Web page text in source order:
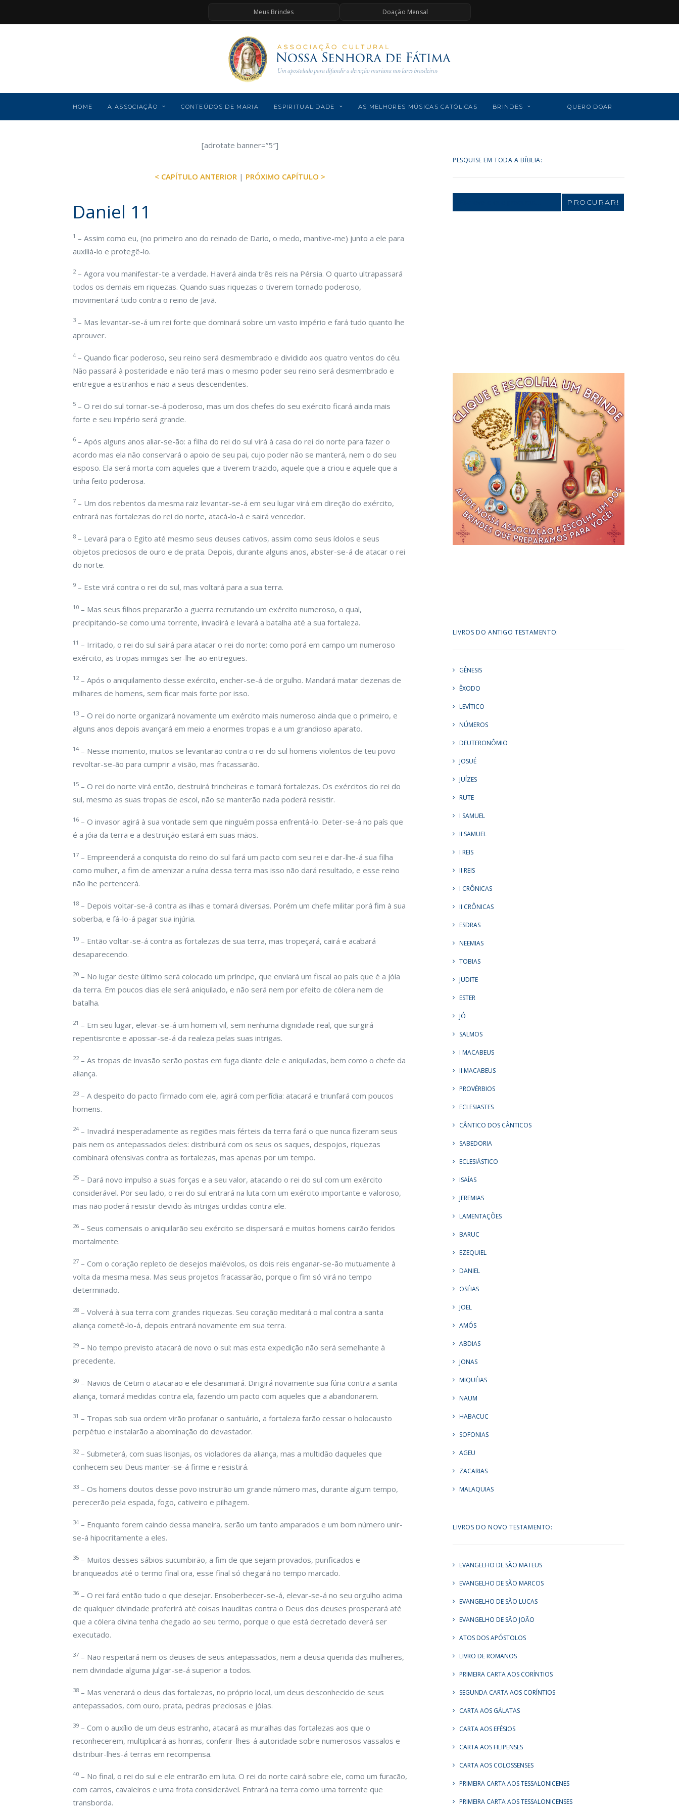
Meus Brindes Doação Mensal
HOME A ASSOCIAÇÃO CONTEÚDOS DE MARIA ESPIRITUALIDADE AS MELHORES MÚSICAS CATÓLICAS BRINDES QUERO DOAR
[adrotate banner=”5″]
< CAPÍTULO ANTERIOR | PRÓXIMO CAPÍTULO >
Daniel 11
1 – Assim como eu, (no primeiro ano do reinado de Dario, o medo, mantive-me) junto a ele para
auxiliá-lo e protegê-lo.
2– Agora vou manifestar-te a verdade. Haverá ainda três reis na Pérsia. O quarto ultrapassará
todos os demais em riquezas. Quando suas riquezas o tiverem tornado poderoso,
movimentará tudo contra o reino de Javã.
3 – Mas levantar-se-á um rei forte que dominará sobre um vasto império e fará tudo quanto lhe
aprouver.
4 – Quando ficar poderoso, seu reino será desmembrado e dividido aos quatro ventos do céu.
Não passará à posteridade e não terá mais o mesmo poder seu reino será desmembrado e
entregue a estranhos e não a seus descendentes.
5 – O rei do sul tornar-se-á poderoso, mas um dos chefes do seu exército ficará ainda mais
forte e seu império será grande.
6 – Após alguns anos aliar-se-ão: a filha do rei do sul virá à casa do rei do norte para fazer o
acordo mas ela não conservará o apoio de seu pai, cujo poder não se manterá, nem o do seu
esposo. Ela será morta com aqueles que a tiverem trazido, aquele que a criou e aquele que a
tinha feito poderosa.
7 – Um dos rebentos da mesma raiz levantar-se-á em seu lugar virá em direção do exército,
entrará nas fortalezas do rei do norte, atacá-lo-á e sairá vencedor.
8 – Levará para o Egito até mesmo seus deuses cativos, assim como seus ídolos e seus
objetos preciosos de ouro e de prata. Depois, durante alguns anos, abster-se-á de atacar o rei
do norte.
9 – Este virá contra o rei do sul, mas voltará para a sua terra.
10 – Mas seus filhos prepararão a guerra recrutando um exército numeroso, o qual,
precipitando-se como uma torrente, invadirá e levará a batalha até a sua fortaleza.
11 – Irritado, o rei do sul sairá para atacar o rei do norte: como porá em campo um numeroso
exército, as tropas inimigas ser-lhe-ão entregues.
12– Após o aniquilamento desse exército, encher-se-á de orgulho. Mandará matar dezenas de
milhares de homens, sem ficar mais forte por isso.
13 – O rei do norte organizará novamente um exército mais numeroso ainda que o primeiro, e
alguns anos depois avançará em meio a enormes tropas e a um grandioso aparato.
14 – Nesse momento, muitos se levantarão contra o rei do sul homens violentos de teu povo
revoltar-se-ão para cumprir a visão, mas fracassarão.
15 – O rei do norte virá então, destruirá trincheiras e tomará fortalezas. Os exércitos do rei do
sul, mesmo as suas tropas de escol, não se manterão nada poderá resistir.
16 – O invasor agirá à sua vontade sem que ninguém possa enfrentá-lo. Deter-se-á no país que
é a jóia da terra e a destruição estará em suas mãos.
17 – Empreenderá a conquista do reino do sul fará um pacto com seu rei e dar-lhe-á sua filha
como mulher, a fim de amenizar a ruína dessa terra mas isso não dará resultado, e esse reino
não lhe pertencerá.
18 – Depois voltar-se-á contra as ilhas e tomará diversas. Porém um chefe militar porá fim à sua
soberba, e fá-lo-á pagar sua injúria.
19 – Então voltar-se-á contra as fortalezas de sua terra, mas tropeçará, cairá e acabará
desaparecendo.
20 – No lugar deste último será colocado um príncipe, que enviará um fiscal ao país que é a jóia
da terra. Em poucos dias ele será aniquilado, e não será nem por efeito de cólera nem de
batalha.
21 – Em seu lugar, elevar-se-á um homem vil, sem nenhuma dignidade real, que surgirá
repentisrcnte e apossar-se-á da realeza pelas suas intrigas.
22– As tropas de invasão serão postas em fuga diante dele e aniquiladas, bem como o chefe da
aliança.
23 – A despeito do pacto firmado com ele, agirá com perfídia: atacará e triunfará com poucos
homens.
24 – Invadirá inesperadamente as regiões mais férteis da terra fará o que nunca fizeram seus
pais nem os antepassados deles: distribuirá com os seus os saques, despojos, riquezas
combinará ofensivas contra as fortalezas, mas apenas por um tempo.
25 – Dará novo impulso a suas forças e a seu valor, atacando o rei do sul com um exército
considerável. Por seu lado, o rei do sul entrará na luta com um exército importante e valoroso,
mas não poderá resistir devido às intrigas urdidas contra ele.
26 – Seus comensais o aniquilarão seu exército se dispersará e muitos homens cairão feridos
mortalmente.
27 – Com o coração repleto de desejos malévolos, os dois reis enganar-se-ão mutuamente à
volta da mesma mesa. Mas seus projetos fracassarão, porque o fim só virá no tempo
determinado.
28 – Volverá à sua terra com grandes riquezas. Seu coração meditará o mal contra a santa
aliança cometê-lo-á, depois entrará novamente em sua terra.
29 – No tempo previsto atacará de novo o sul: mas esta expedição não será semelhante à
precedente.
30 – Navios de Cetim o atacarão e ele desanimará. Dirigirá novamente sua fúria contra a santa
aliança, tomará medidas contra ela, fazendo um pacto com aqueles que a abandonarem.
31 – Tropas sob sua ordem virão profanar o santuário, a fortaleza farão cessar o holocausto
perpétuo e instalarão a abominação do devastador.
32– Submeterá, com suas lisonjas, os violadores da aliança, mas a multidão daqueles que
conhecem seu Deus manter-se-á firme e resistirá.
33 – Os homens doutos desse povo instruirão um grande número mas, durante algum tempo,
perecerão pela espada, fogo, cativeiro e pilhagem.
34 – Enquanto forem caindo dessa maneira, serão um tanto amparados e um bom número unir-
se-á hipocritamente a eles.
35 – Muitos desses sábios sucumbirão, a fim de que sejam provados, purificados e
branqueados até o termo final ora, esse final só chegará no tempo marcado.
36 – O rei fará então tudo o que desejar. Ensoberbecer-se-á, elevar-se-á no seu orgulho acima
de qualquer divindade proferirá até coisas inauditas contra o Deus dos deuses prosperará até
que a cólera divina tenha chegado ao seu termo, porque o que está decretado deverá ser
executado.
37 – Não respeitará nem os deuses de seus antepassados, nem a deusa querida das mulheres,
nem divindade alguma julgar-se-á superior a todos.
38 – Mas venerará o deus das fortalezas, no próprio local, um deus desconhecido de seus
antepassados, com ouro, prata, pedras preciosas e jóias.
39 – Com o auxílio de um deus estranho, atacará as muralhas das fortalezas aos que o
reconhecerem, multiplicará as honras, conferir-lhes-á autoridade sobre numerosos vassalos e
distribuir-lhes-á terras em recompensa.
40 – No final, o rei do sul e ele entrarão em luta. O rei do norte cairá sobre ele, como um furacão,
com carros, cavaleiros e uma frota considerável. Entrará na terra como uma torrente que
transborda.
PESQUISE EM TODA A BÍBLIA:
Search
LIVROS DO ANTIGO TESTAMENTO:
GÊNESIS
ÊXODO
LEVÍTICO
NÚMEROS
DEUTERONÔMIO
JOSUÉ
JUÍZES
RUTE
I SAMUEL
II SAMUEL
I REIS
II REIS
I CRÔNICAS
II CRÔNICAS
ESDRAS
NEEMIAS
TOBIAS
JUDITE
ESTER
JÓ
SALMOS
I MACABEUS
II MACABEUS
PROVÉRBIOS
ECLESIASTES
CÂNTICO DOS CÂNTICOS
SABEDORIA
ECLESIÁSTICO
ISAÍAS
JEREMIAS
LAMENTAÇÕES
BARUC
EZEQUIEL
DANIEL
OSÉIAS
JOEL
AMÓS
ABDIAS
JONAS
MIQUÉIAS
NAUM
HABACUC
SOFONIAS
AGEU
ZACARIAS
MALAQUIAS
LIVROS DO NOVO TESTAMENTO:
EVANGELHO DE SÃO MATEUS
EVANGELHO DE SÃO MARCOS
EVANGELHO DE SÃO LUCAS
EVANGELHO DE SÃO JOÃO
ATOS DOS APÓSTOLOS
LIVRO DE ROMANOS
PRIMEIRA CARTA AOS CORÍNTIOS
SEGUNDA CARTA AOS CORÍNTIOS
CARTA AOS GÁLATAS
CARTA AOS EFÉSIOS
CARTA AOS FILIPENSES
CARTA AOS COLOSSENSES
PRIMEIRA CARTA AOS TESSALONICENES
PRIMEIRA CARTA AOS TESSALONICENSES